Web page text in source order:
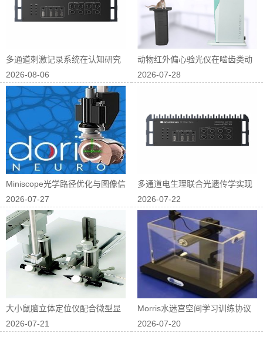
多通道刺激记录系统在认知研究
中的应用
2026-08-06
动物红外偏心验光仪在啮齿类动
物屈光研究中...
2026-07-28
Miniscope光学路径优化与图像信
噪...
2026-07-27
多通道电生理联合光遗传学实现
神经回路因果...
2026-07-22
大小鼠脑立体定位仪配合微型显
微镜进行在体...
2026-07-21
Morris水迷宫空间学习训练协议
优化
2026-07-20